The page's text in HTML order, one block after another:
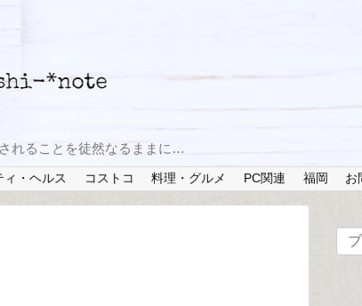
れることを徒然なるままに…
ィ・ヘルス コストコ 料理・グルメ PC関連 福岡 お